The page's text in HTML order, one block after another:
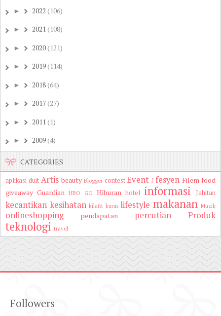
► 2022 (106)
► 2021(108)
► 2020(121)
► 2019(114)
► 2018(64)
► 2017(27)
► 2011(1)
► 2009(4)
CATEGORIES
aplikasi duit Artis beauty Blogger contest Event f fesyen Filem food
giveaway Guardian HBO GO Hiburan hotel informasi Jahitan
kecantikan kesihatan kilafit kurus lifestyle makanan Muzik
onlineshopping pendapatan percutian Produk
teknologi travel
Followers